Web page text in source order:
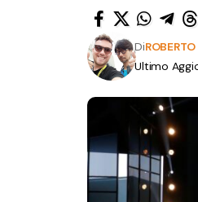
Ultimo
Di